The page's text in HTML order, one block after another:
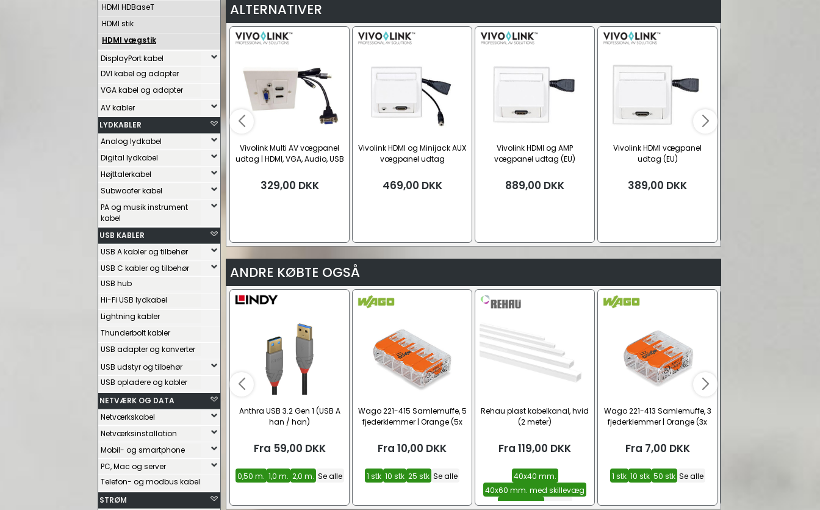
HDMI HDBaseT
HDMI stik
HDMI vægstik
DisplayPort kabel
DVI kabel og adapter
VGA kabel og adapter
AV kabler
LYDKABLER
Analog lydkabel
Digital lydkabel
Højttalerkabel
Subwoofer kabel
PA og musik instrument
kabel
USB KABLER
USB A kabler og tilbehør
USB C kabler og tilbehør
USB hub
Hi-Fi USB lydkabel
Lightning kabler
Thunderbolt kabler
USB adapter og konverter
USB udstyr og tilbehør
USB opladere og kabler
NETVÆRK OG DATA
Netværkskabel
Netværksinstallation
Mobil- og smartphone
PC, Mac og server
Telefon- og modbus kabel
STRØM
ALTERNATIVER
Vivolink Multi AV vægpanel
udtag | HDMI, VGA, Audio, USB
329,00 DKK
Vivolink HDMI og Minijack AUX
vægpanel udtag
469,00 DKK
Vivolink HDMI og AMP
vægpanel udtag (EU)
889,00 DKK
Vivolink HDMI vægpanel
udtag (EU)
389,00 DKK
ANDRE KØBTE OGSÅ
Anthra USB 3.2 Gen 1 (USB A
han / han)
Fra 59,00 DKK
0,50 m. 1,0 m. 2,0 m. Se alle
Wago 221-415 Samlemuffe, 5
fjederklemmer | Orange (5x
Fra 10,00 DKK
1 stk 10 stk 25 stk Se alle
Rehau plast kabelkanal, hvid
(2 meter)
Fra 119,00 DKK
40x40 mm.
40x60 mm. med skillevæg
40x90 mm. Se alle
Wago 221-413 Samlemuffe, 3
fjederklemmer | Orange (3x
Fra 7,00 DKK
1 stk 10 stk 50 stk Se alle